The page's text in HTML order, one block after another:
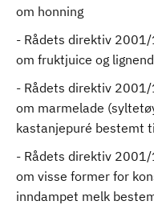
om honning
- Rådets direktiv
om fruktjuice og
- Rådets direktiv
om marmelade
kastanjepuré bestemt
- Rådets direktiv
om visse former for
inndampet melk